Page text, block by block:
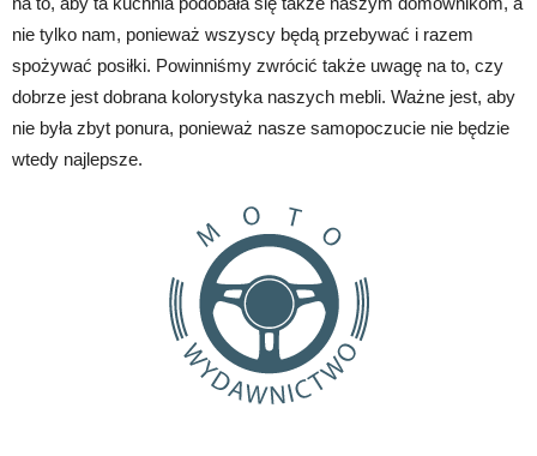
nie tylko nam, ponieważ wszyscy będą przebywać i razem
spożywać posiłki. Powinniśmy zwrócić także uwagę na to, czy
dobrze jest dobrana kolorystyka naszych mebli. Ważne jest, aby
nie była zbyt ponura, ponieważ nasze samopoczucie nie będzie
wtedy najlepsze.